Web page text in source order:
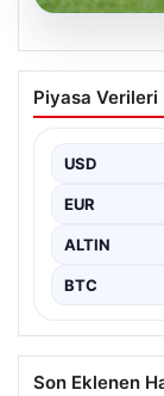
05.08.2026
04
Programı
oldukça
Piyasa Verileri
USD
EUR
ALTIN
BTC
Son Eklenen